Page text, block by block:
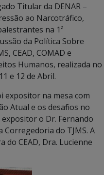
Titular da DENAR –
ao Narcotráfico,
na 1ª
da Política Sobre
CEAD, COMAD e
Humanos, realizada no
e 12 de Abril.
expositor na mesa com
Atual e os desafios no
o Dr. Fernando
Corregedoria do TJMS. A
do CEAD, Dra. Lucienne